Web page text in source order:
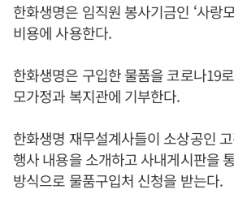
한화생명은 임직원 봉사기금인 ‘사랑
비용에 사용한다.
한화생명은 구입한 물품을 코로나19
모가정과 복지관에 기부한다.
한화생명 재무설계사들이 소상공인
행사 내용을 소개하고 사내게시판을
방식으로 물품구입처 신청을 받는다.